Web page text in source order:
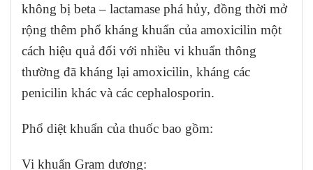
không bị beta – lactamase phá hủy, đồng thời mở
rộng thêm phổ kháng khuẩn của amoxicilin một
cách hiệu quả đối với nhiều vi khuẩn thông
thường đã kháng lại amoxicilin, kháng các
penicilin khác và các cephalosporin.
Phổ diệt khuẩn của thuốc bao gồm:
Vi khuẩn Gram dương: